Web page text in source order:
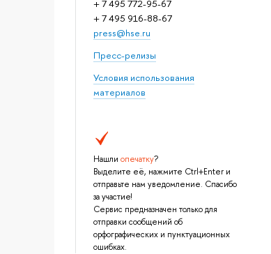
+ 7 495 772-95-67
+ 7 495 916-88-67
press@hse.ru
Пресс-релизы
Условия использования
материалов
Нашли опечатку?
Выделите её, нажмите Ctrl+Enter и
отправьте нам уведомление. Спасибо
за участие!
Сервис предназначен только для
отправки сообщений об
орфографических и пунктуационных
ошибках.